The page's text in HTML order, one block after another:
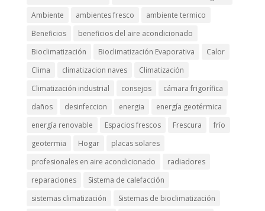
Ambiente
ambientes fresco
ambiente termico
Beneficios
beneficios del aire acondicionado
Bioclimatización
Bioclimatización Evaporativa
Calor
Clima
climatizacion naves
Climatización
Climatización industrial
consejos
cámara frigorífica
daños
desinfeccion energia
energía geotérmica
energía renovable
Espacios frescos Frescura
frío
geotermia
Hogar
placas solares
profesionales en aire acondicionado
radiadores
reparaciones
Sistema de calefacción
sistemas climatización
Sistemas de bioclimatización